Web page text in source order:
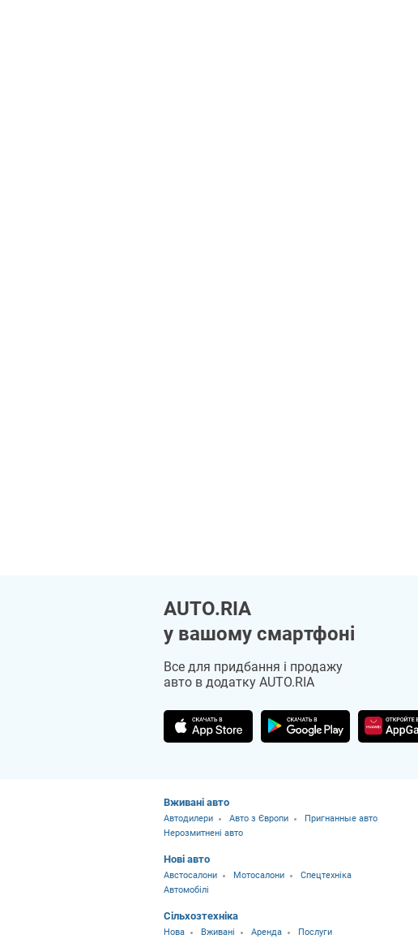
AUTO.RIA
у вашому смартфоні
Все для придбання і продажу
авто в додатку AUTO.RIA
Вживані авто
Автодилери Авто з Європи
Пригнанные авто
Нерозмитнені авто
Нові авто
Австосалони Мотосалони
Спецтехніка
Автомобілі
Сільхозтехніка
Нова Вживані Аренда Послуги